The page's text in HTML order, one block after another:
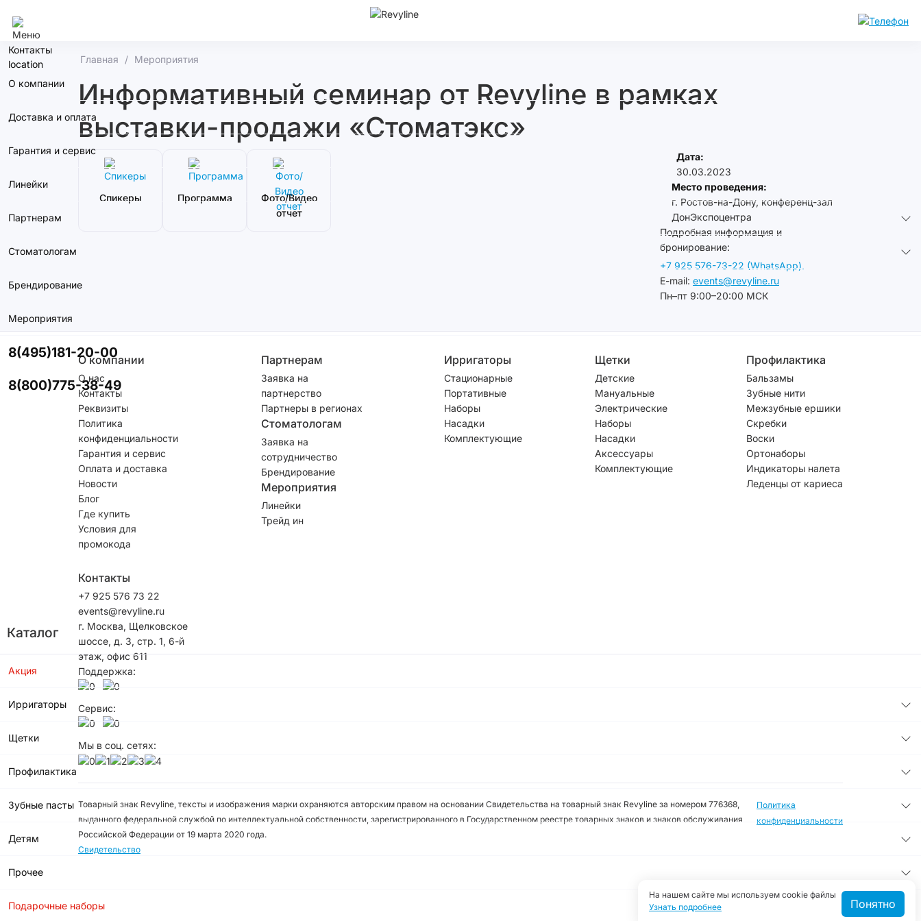
Контакты
О компании
Доставка и оплата
Гарантия и сервис
Линейки
Партнерам
Стоматологам
Брендирование
Мероприятия
8(495)181-20-00
8(800)775-38-49
Каталог
Акция
Ирригаторы
Щетки
Профилактика
Зубные пасты
Детям
Прочее
Подарочные наборы
Главная Мероприятия
Информативный семинар от Revyline в рамках
выставки-продажи «Стоматэкс»
Спикеры Программа
Фото/Видео
отчет
Дата:
30.03.2023
Место проведения:
г. Ростов-на-Дону, конференц-зал
ДонЭкспоцентра
Подробная информация и
бронирование:
+7 925 576-73-22 (WhatsApp).
E-mail: events@revyline.ru
Пн–пт 9:00–20:00 МСК
О компании
О нас
Контакты
Реквизиты
Политика
конфиденциальности
Гарантия и сервис
Оплата и доставка
Новости
Блог
Где купить
Условия для
промокода
Партнерам
Заявка на
партнерство
Партнеры в регионах
Стоматологам
Заявка на
сотрудничество
Брендирование
Мероприятия
Линейки
Трейд ин
Ирригаторы
Стационарные
Портативные
Наборы
Насадки
Комплектующие
Щетки
Детские
Мануальные
Электрические
Наборы
Насадки
Аксессуары
Комплектующие
Профилактика
Бальзамы
Зубные нити
Межзубные ершики
Скребки
Воски
Ортонаборы
Индикаторы налета
Леденцы от кариеса
Контакты
+7 925 576 73 22
events@revyline.ru
г. Москва, Щелковское
шоссе, д. 3, стр. 1, 6-й
этаж, офис 611
Поддержка:
Сервис:
Мы в соц. сетях:
Товарный знак Revyline, тексты и изображения марки охраняются авторским правом на основании Свидетельства на товарный знак Revyline за номером 776368,
выданного федеральной службой по интеллектуальной собственности, зарегистрированного в Государственном реестре товарных знаков и знаков обслуживания
Российской Федерации от 19 марта 2020 года.
Свидетельство
Политика
конфиденциальности
На нашем сайте мы используем cookie файлы
Узнать подробнее
Понятно